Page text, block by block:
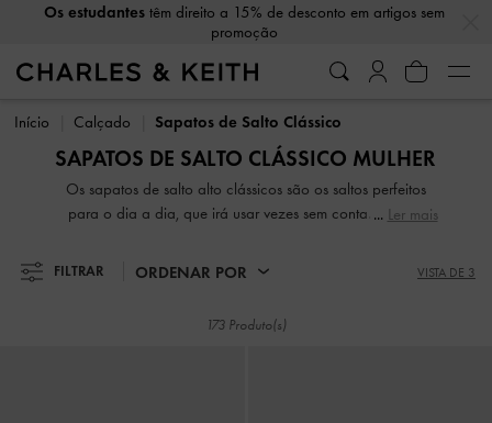
Receba10% de descontoao assinar nossa newsletter*
Os estudantes têm direito a 15% de desconto em artigos sem
promoção
Receba10% de desconto ao assinar nossa newsletter*
Início
Calçado Sapatos de Salto Clássico
SAPATOS DE SALTO CLÁSSICO MULHER
Os sapatos de salto alto clássicos são os saltos perfeitos
para o dia a dia, que irá usar vezes sem conta. Um par
pontiaguda dá um toque final poderoso numa sala de
sejam simultaneamente robustos e elegantes. Se procura um
Ler mais
FILTRAR ORDENAR POR VISTA DE 3
173 Produto(s)